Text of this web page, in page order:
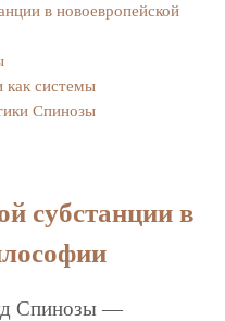
в новоевропейской
системы
Спинозы
субстанции в
Спинозы —